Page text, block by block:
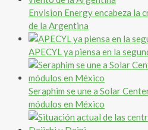
Envision Energy encabeza la
de la Argentina
APECYL ya piensa en la
Seraphim se une a Solar
módulos en México